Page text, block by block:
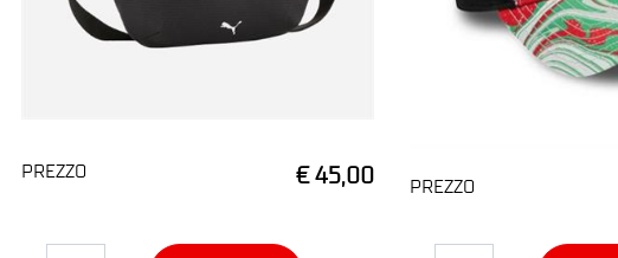
PREZZO € 45,00 PREZZO